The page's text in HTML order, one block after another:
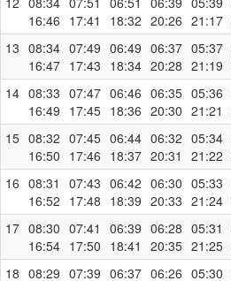
16:46 17:41
18:32 20:26 21:17
13 08:34
16:47
07:49
17:43
06:49
18:34
06:37
20:28
05:37
21:19
14 08:33
16:49
07:47
17:45
06:46
18:36
06:35
20:30
05:36
21:21
15 08:32
16:50
07:45
17:46
06:44
18:37
06:32
20:31
05:34
21:22
16 08:31
16:52
07:43
17:48
06:42
18:39
06:30
20:33
05:33
21:24
17 08:30
16:54
07:41
17:50
06:39
18:41
06:28
20:35
05:31
21:25
18 08:29 07:39 06:37 06:26 05:30